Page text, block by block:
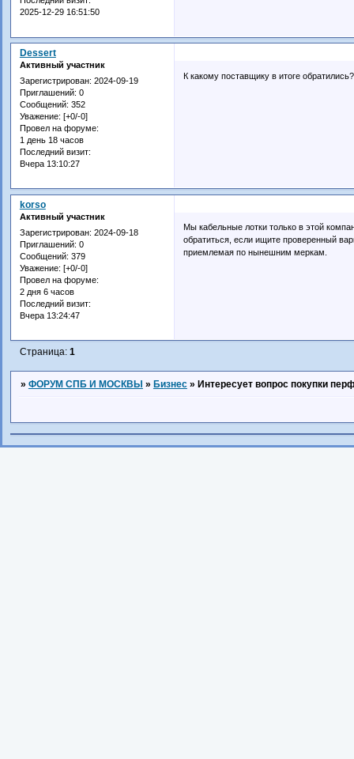
2025-12-29 16:51:50
Dessert
Активный участник
Зарегистрирован: 2024-09-19
Приглашений: 0
Сообщений: 352
Уважение: [+0/-0]
Провел на форуме:
1 день 18 часов
Последний визит:
Вчера 13:10:27
К какому поставщику в итоге обратились?
korso
Активный участник
Зарегистрирован: 2024-09-18
Приглашений: 0
Сообщений: 379
Уважение: [+0/-0]
Провел на форуме:
2 дня 6 часов
Последний визит:
Вчера 13:24:47
Мы кабельные лотки только в этой
обратиться, если ищите проверенный
приемлемая по нынешним меркам.
Страница: 1
» ФОРУМ СПБ И МОСКВЫ » Бизнес » Интересует вопрос покупки